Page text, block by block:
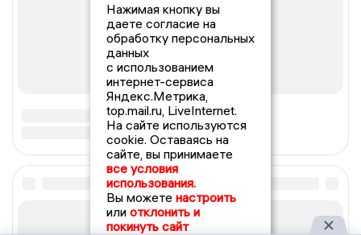
Нажимая кнопку вы
даете согласие на
обработку персональных
данных
с использованием
интернет-сервиса
Яндекс.Метрика,
top.mail.ru, LiveInternet.
На сайте используются
cookie. Оставаясь на
сайте, вы принимаете
все условия
использования.
Вы можете настроить
или отклонить и
покинуть сайт